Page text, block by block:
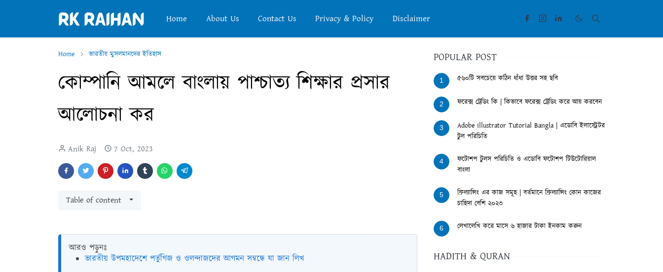
Home About Us Contact Us Privacy & Policy Disclaimer
Home ভারতীয় মুসলমানদের ইতিহাস
কোম্পানি আমলে বাংলায় পাশ্চাত্য শিক্ষার প্রসার
আলোচনা কর
Anik Raj 7 Oct, 2023
Table of content
আরও পড়ুনঃ
ভারতীয় উপমহাদেশে পর্তুগিজ ও ওলন্দাজদের আগমন সম্বন্ধে যা জান লিখ
POPULAR POST
1 ৫৬০টি সবচেয়ে কঠিন ধাঁধা উত্তর সহ ছবি
2 ফরেক্স ট্রেডিং কি | কিভাবে ফরেক্স ট্রেডিং করে আয় করবেন
3
Adobe illustrator Tutorial Bangla | এডোবি ইলাস্ট্রেটর
টুল পরিচিতি
4
ফটোশপ টুলস পরিচিতি ও এডোবি ফটোশপ টিউটোরিয়াল
বাংলা
5
ফ্রিল্যান্সিং এর কাজ সমূহ | বর্তমানে ফ্রিল্যান্সিং কোন কাজের
চাহিদা বেশি ২০২৩
6 লেখালেখি করে মাসে ৬ হাজার টাকা ইনকাম করুন
HADITH & QURAN